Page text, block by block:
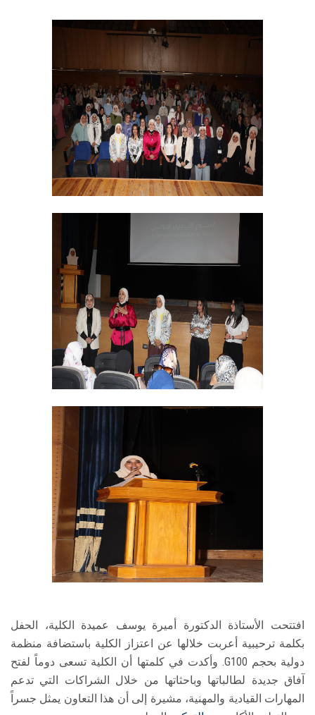
افتتحت الأستاذة الدكتورة أميرة يوسف عميدة الكلية، الحفل
بكلمة ترحيبية أعربت خلالها عن اعتزاز الكلية باستضافة منظمة
دولية بحجم G100. وأكدت في كلمتها أن الكلية تسعى دوماً لفتح
آفاق جديدة لطالباتها وباحثاتها من خلال الشراكات التي تدعم
المهارات القيادية والمهنية، مشيرة إلى أن هذا التعاون يمثل جسراً